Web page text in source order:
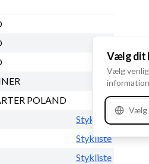
POLAND
Stykliste
Stykliste
Stykliste
Vælg dit
Vælg
Vælg